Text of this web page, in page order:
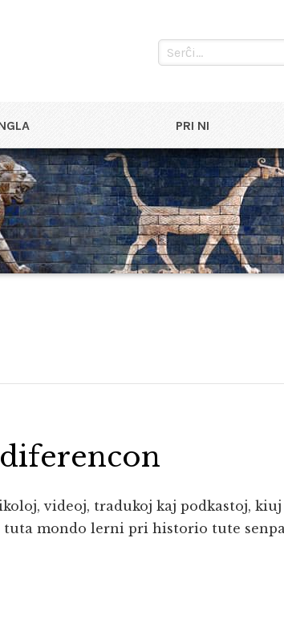
PRI NI
videoj, tradukoj kaj podkastoj, kiuj
mondo lerni pri historio tute